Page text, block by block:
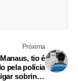
Próxima
tio é
pela polícia
sobrinha